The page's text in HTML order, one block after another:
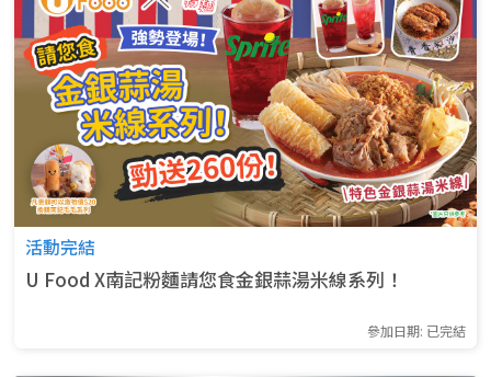
活動完結
U Food X南記粉麵請您食金銀蒜湯米線系列！
參加日期: 已完結